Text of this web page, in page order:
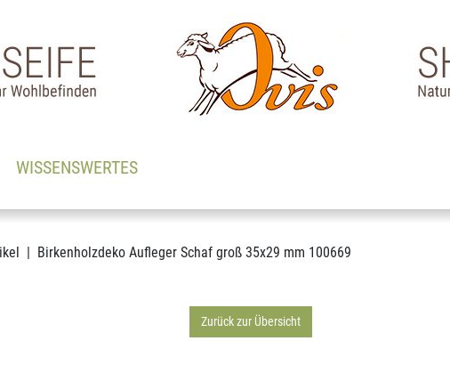
WISSENSWERTES
Birkenholzdeko Aufleger Schaf groß 35x29 mm 100669
Zurück zur Übersicht